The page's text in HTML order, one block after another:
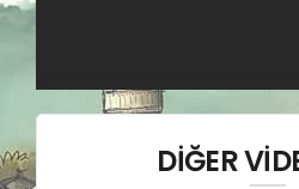
DİĞER